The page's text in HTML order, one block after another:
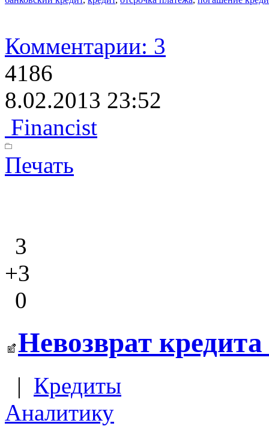
Комментарии: 3
4186
8.02.2013 23:52
Financist
Печать
3
+3
0
Невозврат
| Кредиты
Аналитику